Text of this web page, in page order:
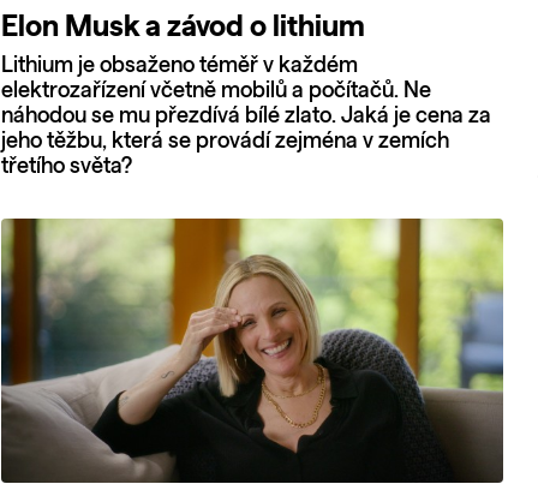
Elon Musk a závod o lithium
Lithium je obsaženo téměř v každém
elektrozařízení včetně mobilů a počítačů. Ne
náhodou se mu přezdívá bílé zlato. Jaká je cena za
jeho těžbu, která se provádí zejména v zemích
třetího světa?